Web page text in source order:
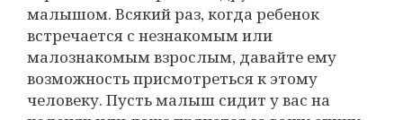
малышом. Всякий раз, когда ребенок
встречается с незнакомым или
малознакомым взрослым, давайте ему
возможность присмотреться к этому
человеку. Пусть малыш сидит у вас на